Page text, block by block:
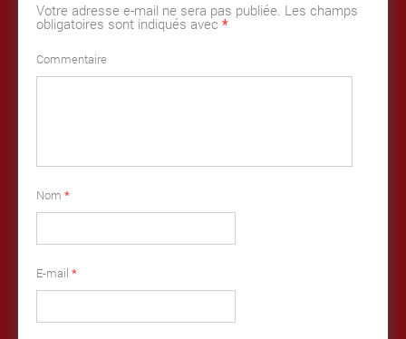
Votre adresse e-mail ne sera pas publiée. Les champs
obligatoires sont indiqués avec *
Commentaire
Nom *
E-mail *